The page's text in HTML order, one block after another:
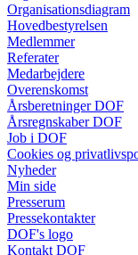
Organisationsdiagram
Hovedbestyrelsen
Medlemmer
Referater
Medarbejdere
Overenskomst
Årsberetninger DOF
Årsregnskaber DOF
Job i DOF
Cookies og
Nyheder
Min side
Presserum
Pressekontakter
DOF's logo
Kontakt DOF